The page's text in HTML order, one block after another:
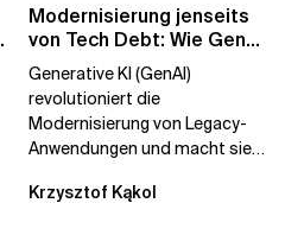
Modernisierung jenseits
von Tech Debt: Wie GenAI
die
Generative KI (GenAI)
revolutioniert die
Modernisierung von Legacy-
Anwendungen und macht sie
Durch die Automatisierung...
Krzysztof Kąkol